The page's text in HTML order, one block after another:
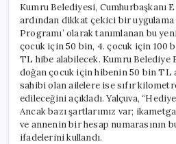
Kumru Belediyesi, Cumhurbaşkanı
ardından dikkat çekici bir uygulama
Programı’ olarak tanımlanan bu
çocuk için 50 bin, 4. çocuk için 100
TL hibe alabilecek. Kumru Belediye
doğan çocuk için hibenin 50 bin TL
sahibi olan ailelere ise sıfır
edileceğini açıkladı. Yalçuva,
Ancak bazı şartlarımız var;
ve annenin bir hesap numarasının
ifadelerini kullandı.